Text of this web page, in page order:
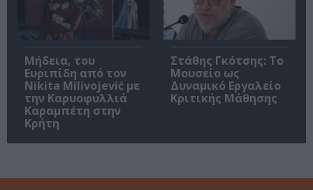
Μήδεια, του
Ευριπίδη από τον
Nikita Milivojević με
την Καρυοφυλλιά
Καραμπέτη στην
Κρήτη
Στάθης Γκότσης: Το
Μουσείο ως
Δυναμικό Εργαλείο
Κριτικής Μάθησης